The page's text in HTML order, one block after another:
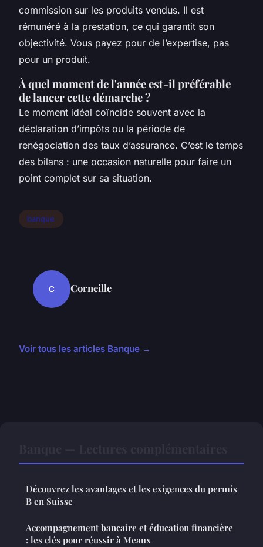
commission sur les produits vendus. Il est
rémunéré à la prestation, ce qui garantit son
objectivité. Vous payez pour de l’expertise, pas
pour un produit.
À quel moment de l'année est-il préférable
de lancer cette démarche ?
Le moment idéal coïncide souvent avec la
déclaration d’impôts ou la période de
renégociation des taux d’assurance. C’est le temps
des bilans : une occasion naturelle pour faire un
point complet sur sa situation.
banque
C Corneille
Voir tous les articles Banque →
Découvrez les avantages et les exigences du permis
B en Suisse
Accompagnement bancaire et éducation financière
: les clés pour réussir à Meaux